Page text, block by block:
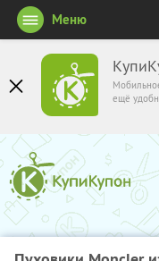
ещё
Меню